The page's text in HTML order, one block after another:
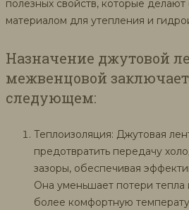
полезных свойств, которые
материалом для утепления и
Назначение джутовой
межвенцовой
следующем:
Теплоизоляция: Джутовая
предотвратить передачу
зазоры, обеспечивая
Она уменьшает потери тепла
более комфортную